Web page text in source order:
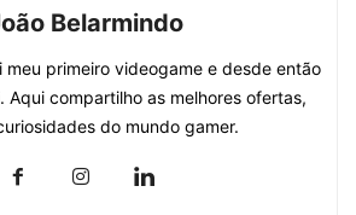
Belarmindo
meu primeiro videogame e desde então
Aqui compartilho as melhores ofertas,
do mundo gamer.